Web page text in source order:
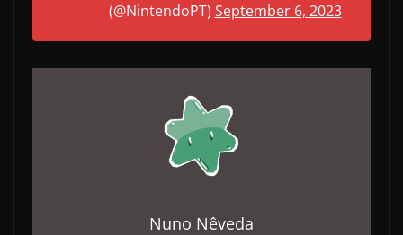
(@NintendoPT) September 6, 2023
Nuno Nêveda